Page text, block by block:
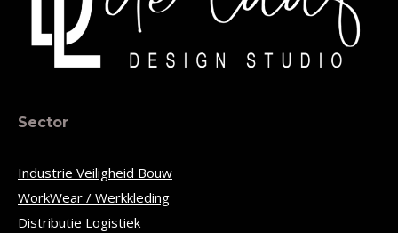
Sector
Industrie Veiligheid Bouw
WorkWear / Werkkleding
Distributie Logistiek